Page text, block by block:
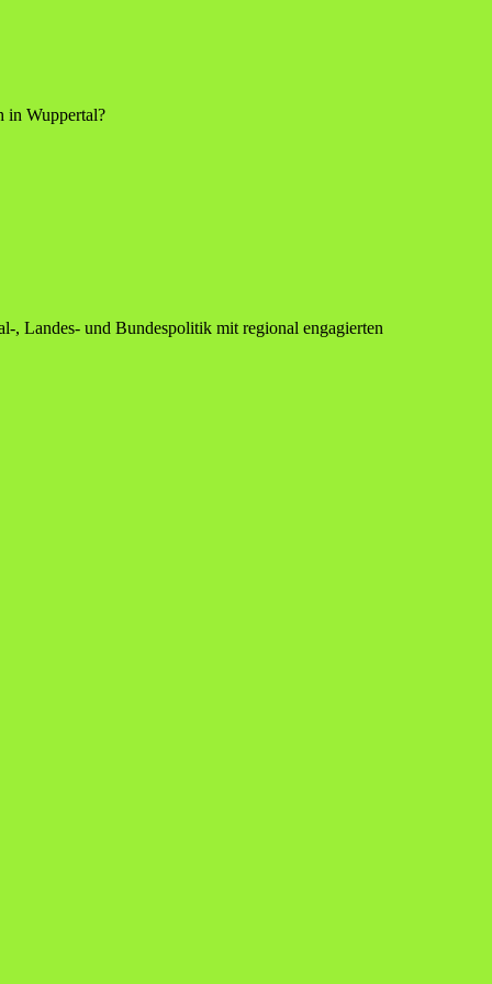
in Wuppertal?
, Landes- und Bundespolitik mit regional engagierten